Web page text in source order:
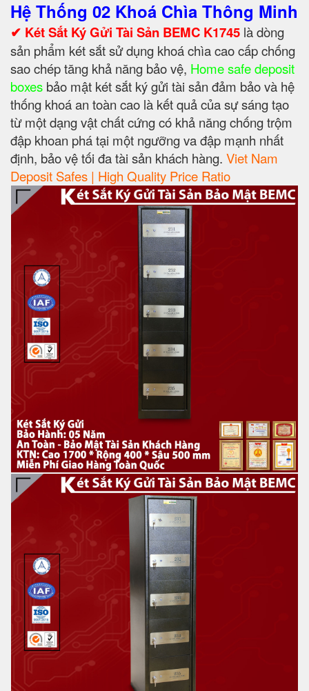
Hệ Thống 02 Khoá Chìa Thông Minh
✔ Két Sắt Ký Gửi Tài Sản BEMC K1745 là dòng
sản phẩm két sắt sử dụng khoá chìa cao cấp chống
sao chép tăng khả năng bảo vệ, Home safe deposit
boxes bảo mật két sắt ký gửi tài sản đảm bảo và hệ
thống khoá an toàn cao là kết quả của sự sáng tạo
từ một dạng vật chất cứng có khả năng chống trộm
đập khoan phá tại một ngưỡng va đập mạnh nhất
định, bảo vệ tối đa tài sản khách hàng. Viet Nam
Deposit Safes | High Quality Price Ratio